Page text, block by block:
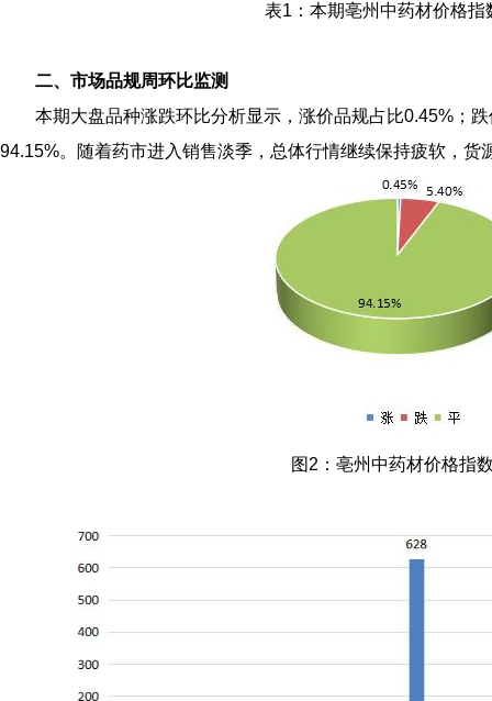
表1：本期亳州中药材价格指
二、市场品规周环比监测
本期大盘品种涨跌环比分析显示，涨价品规占比0.45%；
94.15%。随着药市进入销售淡季，总体行情继续保持疲软，货
图2：亳州中药材价格指